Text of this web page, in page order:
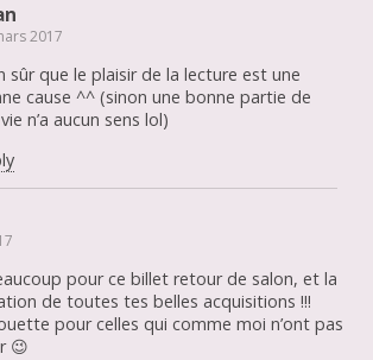
2017
sûr que le plaisir de la lecture est une
cause ^^ (sinon une bonne partie de
n’a aucun sens lol)
pour ce billet retour de salon, et la
de toutes tes belles acquisitions !!!
pour celles qui comme moi n’ont pas
😉